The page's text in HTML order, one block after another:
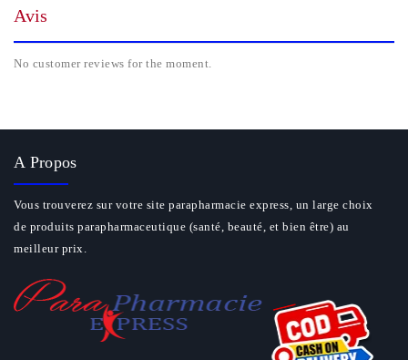
Avis
No customer reviews for the moment.
A Propos
Vous trouverez sur votre site parapharmacie express, un large choix
de produits parapharmaceutique (santé, beauté, et bien être) au
meilleur prix.